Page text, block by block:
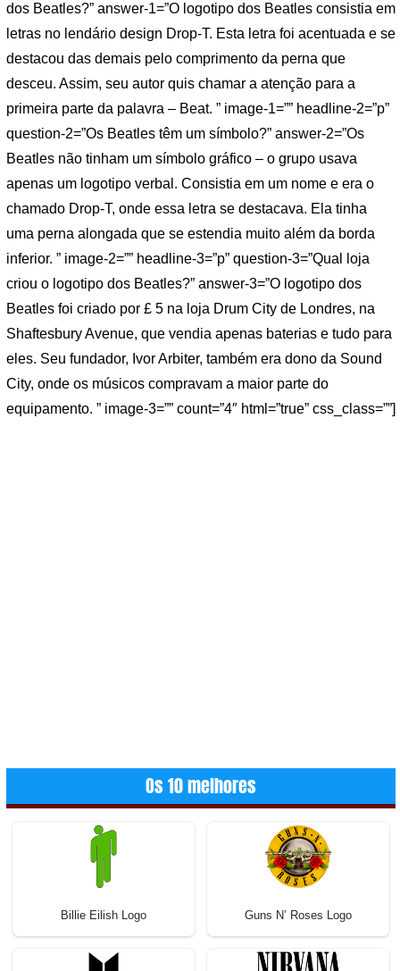
dos Beatles?” answer-1=”O logotipo dos Beatles consistia em
letras no lendário design Drop-T. Esta letra foi acentuada e se
destacou das demais pelo comprimento da perna que
desceu. Assim, seu autor quis chamar a atenção para a
primeira parte da palavra – Beat. ” image-1=”” headline-2=”p”
question-2=”Os Beatles têm um símbolo?” answer-2=”Os
Beatles não tinham um símbolo gráfico – o grupo usava
apenas um logotipo verbal. Consistia em um nome e era o
chamado Drop-T, onde essa letra se destacava. Ela tinha
uma perna alongada que se estendia muito além da borda
inferior. ” image-2=”” headline-3=”p” question-3=”Qual loja
criou o logotipo dos Beatles?” answer-3=”O logotipo dos
Beatles foi criado por £ 5 na loja Drum City de Londres, na
Shaftesbury Avenue, que vendia apenas baterias e tudo para
eles. Seu fundador, Ivor Arbiter, também era dono da Sound
City, onde os músicos compravam a maior parte do
equipamento. ” image-3=”” count=”4″ html=”true” css_class=””]
Os 10 melhores
Billie Eilish Logo Guns N’ Roses Logo